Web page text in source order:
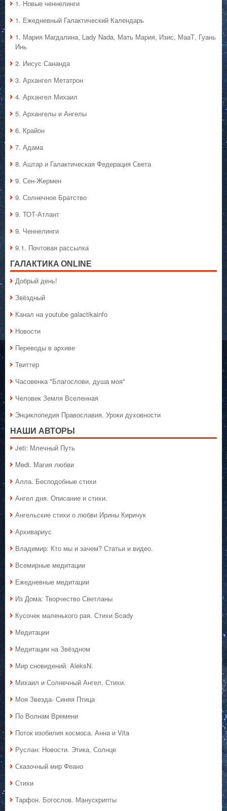
1. Hовые ченнелинги
1. Ежедневный Галактический Календарь
1. Мария Магдалина, Lady Nada, Мать Мария, Изис, МааТ, Гуань
Инь
2. Иисус Сананда
3. Архангел Метатрон
4. Архангел Михаил
5. Архангелы и Ангелы
6. Крайон
7. Адама
8. Аштар и Галактическая Федерация Света
9. Сен-Жермен
9. Солнечное Братство
9. ТОТ-Атлант
9. Ченнелинги
9.1. Почтовая рассылка
ГАЛАКТИКA ONLINE
Добрый день!
Звёздный
Канал на youtube galactikainfo
Новости
Переводы в архиве
Твиттер
Часовенка "Благослови, душа моя"
Человек Земля Вселенная
Энциклопедия Православия. Уроки духовности
НАШИ АВТОРЫ
Jeti: Млечный Путь
Medi. Магия любви
Алла. Бесподобные стихи
Ангел дня. Описание и стихи.
Ангельские стихи о любви Ирины Киричук
Архивариус
Владимир: Кто мы и зачем? Статьи и видео.
Всемирные медитации
Ежедневные медитации
Из Дома: Творчество Светланы
Кусочек маленького рая. Стихи Scady
Медитации
Медитации на Звёздном
Мир сновидений. AleksN.
Михаил и Солнечный Ангел. Стихи.
Моя Звезда- Синяя Птица
По Волнам Времени
Поток изобилия космоса. Анна и Vita
Руслан: Новости. Этика, Солнце
Сказочный мир Феано
Стихи
Тарфон. Богослов. Манускрипты